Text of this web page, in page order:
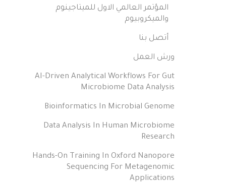
المؤتمر العالمي الاول للميتاجينوم
والميكروبيوم
أتصل بنا
ورش العمل
AI-Driven Analytical Workflows For Gut
Microbiome Data Analysis
Bioinformatics In Microbial Genome
Data Analysis In Human Microbiome
Research
Hands-On Training In Oxford Nanopore
Sequencing For Metagenomic
Applications